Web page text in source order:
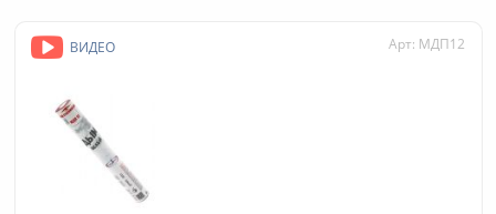
ВИДЕО Арт: МДП12